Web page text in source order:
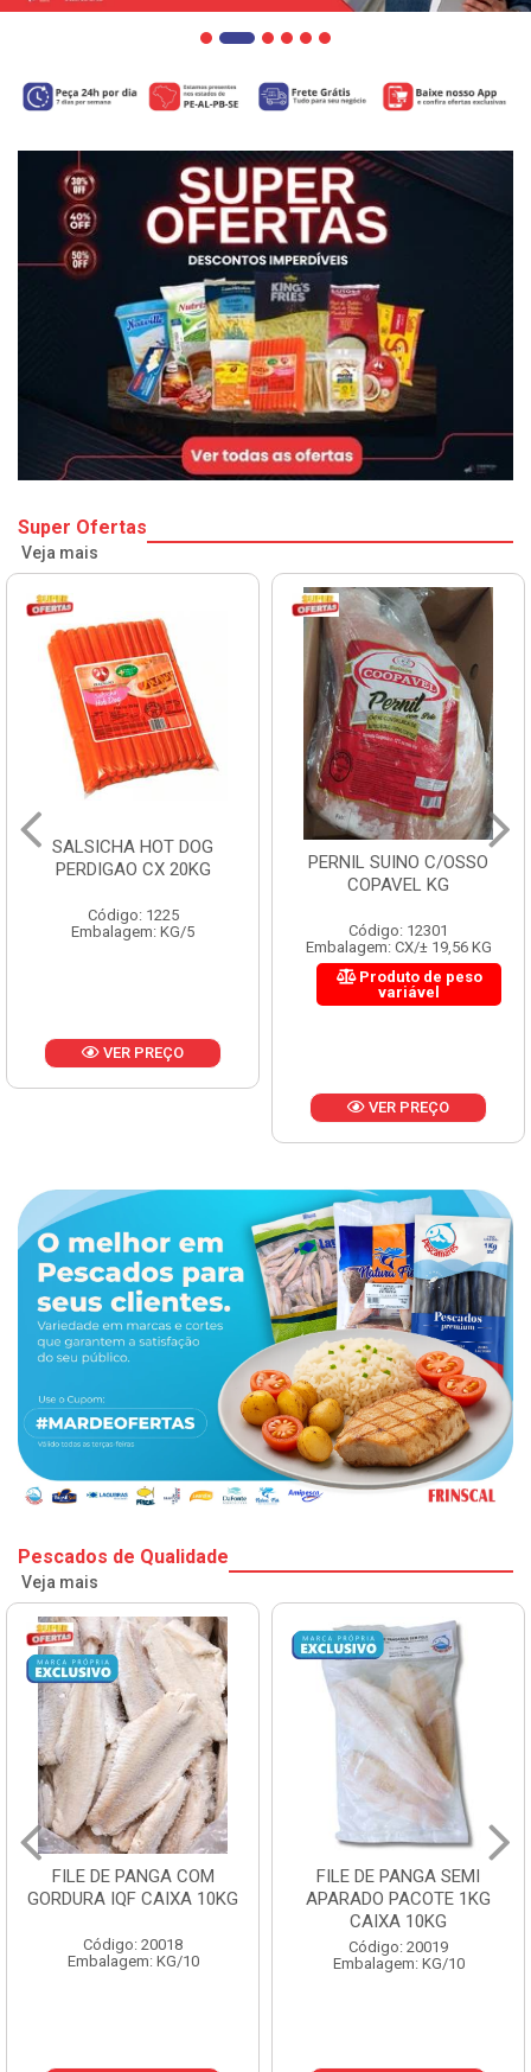
Super Ofertas
Veja mais
SALSICHA HOT DOG
PERDIGAO CX 20KG
Código: 1225
Embalagem: KG/5
VER PREÇO
PERNIL SUINO C/OSSO
COPAVEL KG
Código: 12301
Embalagem: CX/± 19,56 KG
Produto de peso
variável
VER PREÇO
Pescados de Qualidade
Veja mais
FILE DE PANGA SEMI
APARADO PACOTE 1KG
Código: 20019
Embalagem: KG/10
POLACA DESFIADA
PESCAMARES PCT5KG
CX10KG
Código: 20161
Embalagem: KG/10